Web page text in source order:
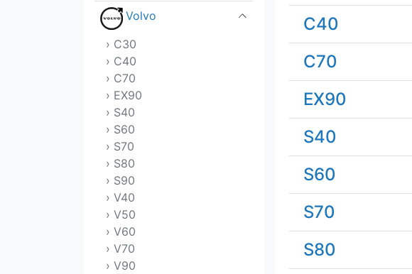
Volvo
› C30
› C40
› C70
› EX90
› S40
› S60
› S70
› S80
› S90
› V40
› V50
› V60
› V70
› V90
C40
C70
EX90
S40
S60
S70
S80